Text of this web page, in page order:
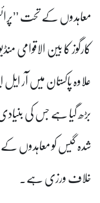
معاہدوں کے تحت
کارگوز کا بین
علاوہ پاکستان میں آر
بڑھ گیا ہے جس کی
شدہ گیس کو معاہدوں کے
خلاف ورزی ہے۔